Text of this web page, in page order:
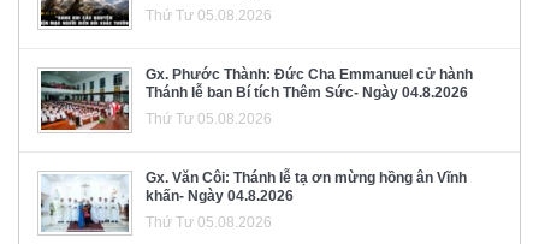
Thứ Tư 05.08.2026
Gx. Phước Thành: Đức Cha Emmanuel cử hành
Thánh lễ ban Bí tích Thêm Sức- Ngày 04.8.2026
Thứ Tư 05.08.2026
Gx. Văn Côi: Thánh lễ tạ ơn mừng hồng ân Vĩnh
khấn- Ngày 04.8.2026
Thứ Tư 05.08.2026